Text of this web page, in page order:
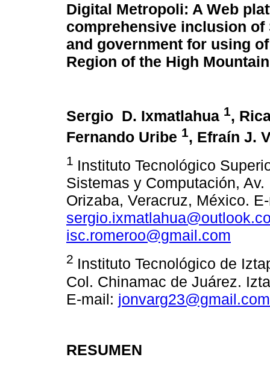
Digital Metropoli: A Web
comprehensive inclusion of
and government for using
Region of the High
Sergio D. Ixmatlahua 1,
Fernando Uribe 1, Efraín J.
1 Instituto Tecnológico
Sistemas y Computación,
Orizaba, Veracruz, México.
isc.romeroo@gmail.com
2 Instituto Tecnológico de
Col. Chinamac de Juárez.
E-mail: jonvarg23@gmail.com
RESUMEN